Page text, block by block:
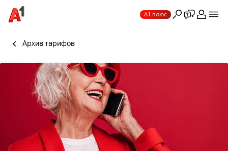
А1 плюс
Архив тарифов